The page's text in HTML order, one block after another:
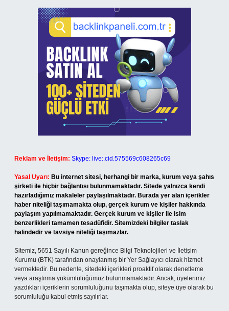
Reklam ve İletişim: Skype: live:.cid.575569c608265c69
Yasal Uyarı: Bu internet sitesi, herhangi bir marka, kurum veya şahıs
şirketi ile hiçbir bağlantısı bulunmamaktadır. Sitede yalnızca kendi
hazırladığımız makaleler paylaşılmaktadır. Burada yer alan içerikler
haber niteliği taşımamakta olup, gerçek kurum ve kişiler hakkında
paylaşım yapılmamaktadır. Gerçek kurum ve kişiler ile isim
benzerlikleri tamamen tesadüfidir. Sitemizdeki bilgiler taslak
halindedir ve tavsiye niteliği taşımazlar.
Sitemiz, 5651 Sayılı Kanun gereğince Bilgi Teknolojileri ve İletişim
Kurumu (BTK) tarafından onaylanmış bir Yer Sağlayıcı olarak hizmet
vermektedir. Bu nedenle, sitedeki içerikleri proaktif olarak denetleme
veya araştırma yükümlülüğümüz bulunmamaktadır. Ancak, üyelerimiz
yazdıkları içeriklerin sorumluluğunu taşımakta olup, siteye üye olarak bu
sorumluluğu kabul etmiş sayılırlar.